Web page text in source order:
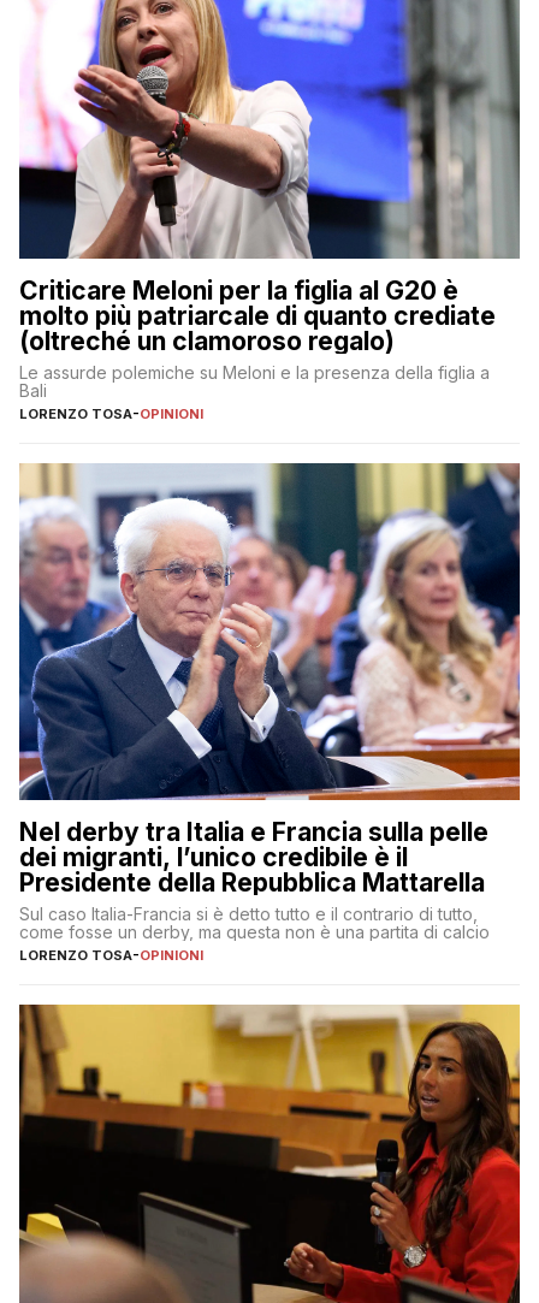
Criticare Meloni per la figlia al G20 è
molto più patriarcale di quanto crediate
(oltreché un clamoroso regalo)
Le assurde polemiche su Meloni e la presenza della figlia a
Bali
LORENZO TOSA-OPINIONI
Nel derby tra Italia e Francia sulla pelle
dei migranti, l’unico credibile è il
Presidente della Repubblica Mattarella
Sul caso Italia-Francia si è detto tutto e il contrario di tutto,
come fosse un derby, ma questa non è una partita di calcio
LORENZO TOSA-OPINIONI